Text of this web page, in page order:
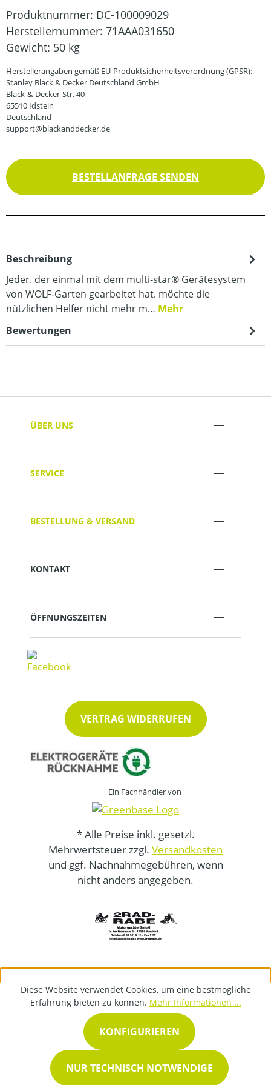
Produktnummer: DC-100009029
Herstellernummer: 71AAA031650
Gewicht: 50 kg
Herstellerangaben gemäß EU-Produktsicherheitsverordnung (GPSR):
Stanley Black & Decker Deutschland GmbH
Black-&-Decker-Str. 40
65510 Idstein
Deutschland
support@blackanddecker.de
BESTELLANFRAGE SENDEN
Beschreibung
Jeder. der einmal mit dem multi-star® Gerätesystem
von WOLF-Garten gearbeitet hat. möchte die
nützlichen Helfer nicht mehr m… Mehr
Bewertungen
ÜBER UNS
SERVICE
BESTELLUNG & VERSAND
KONTAKT
ÖFFNUNGSZEITEN
VERTRAG WIDERRUFEN
Ein Fachhändler von
* Alle Preise inkl. gesetzl.
Mehrwertsteuer zzgl. Versandkosten
und ggf. Nachnahmegebühren, wenn
nicht anders angegeben.
Diese Website verwendet Cookies, um eine bestmögliche
Erfahrung bieten zu können. Mehr Informationen ...
NUR TECHNISCH NOTWENDIGE
KONFIGURIEREN